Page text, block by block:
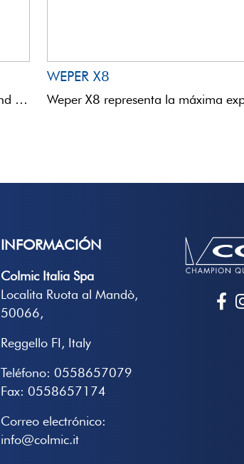
Weper X4 es un trenzado All Round de alto perfil técnico, desarrollado para todas las técnicas de ...
WEPER X8
INFORMACIÓN
Colmic Italia Spa
Localita Ruota al Mandò,
50066,
Reggello FI, Italy
Teléfono: 0558657079
Fax: 0558657174
Correo electrónico:
info@colmic.it